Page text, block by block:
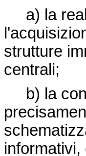
a) la
strutture
centrali;
b) la